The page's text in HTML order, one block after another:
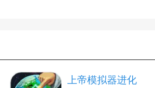
上帝模拟器进化